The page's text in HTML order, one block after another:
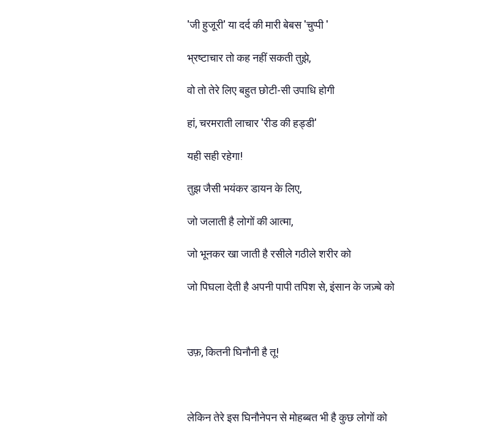
'जी हुजूरी' या दर्द की मारी बेबस 'चुप्पी '
भ्रष्टाचार तो कह नहीं सकती तुझे,
वो तो तेरे लिए बहुत छोटी-सी उपाधि होगी
हां, चरमराती लाचार 'रीड की हड्डी'
यही सही रहेगा!
तुझ जैसी भयंकर डायन के लिए,
जो जलाती है लोगों की आत्मा,
जो भूनकर खा जाती है रसीले गठीले शरीर को
जो पिघला देती है अपनी पापी तपिश से, इंसान के जज़्बे को
उफ़, कितनी घिनौनी है तू!
लेकिन तेरे इस घिनौनेपन से मोहब्बत भी है कुछ लोगों को